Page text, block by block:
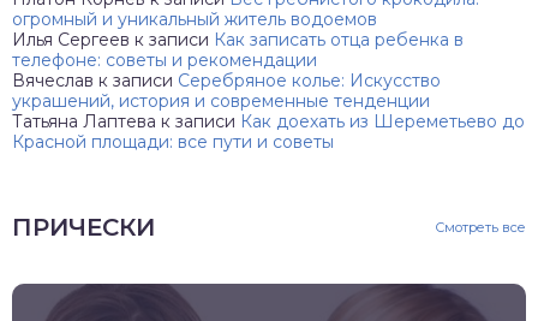
огромный и уникальный житель водоемов
Илья Сергеев к записи Как записать отца ребенка в
телефоне: советы и рекомендации
Вячеслав к записи Серебряное колье: Искусство
украшений, история и современные тенденции
Татьяна Лаптева к записи Как доехать из Шереметьево до
Красной площади: все пути и советы
ПРИЧЕСКИ Смотреть все